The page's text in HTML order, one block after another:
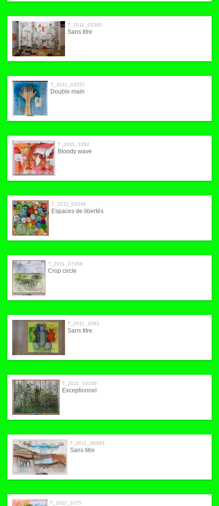
T_2011_03382
Sans titre
T_2011_03257
Double main
T_2011_3292
Bloody wave
T_2011_03346
Espaces de libertés
T_2011_07356
Crop circle
T_2011_3283
Sans titre
T_2011_03339
Exceptionnel
T_2011_06493
Sans titre
T_2011_3275